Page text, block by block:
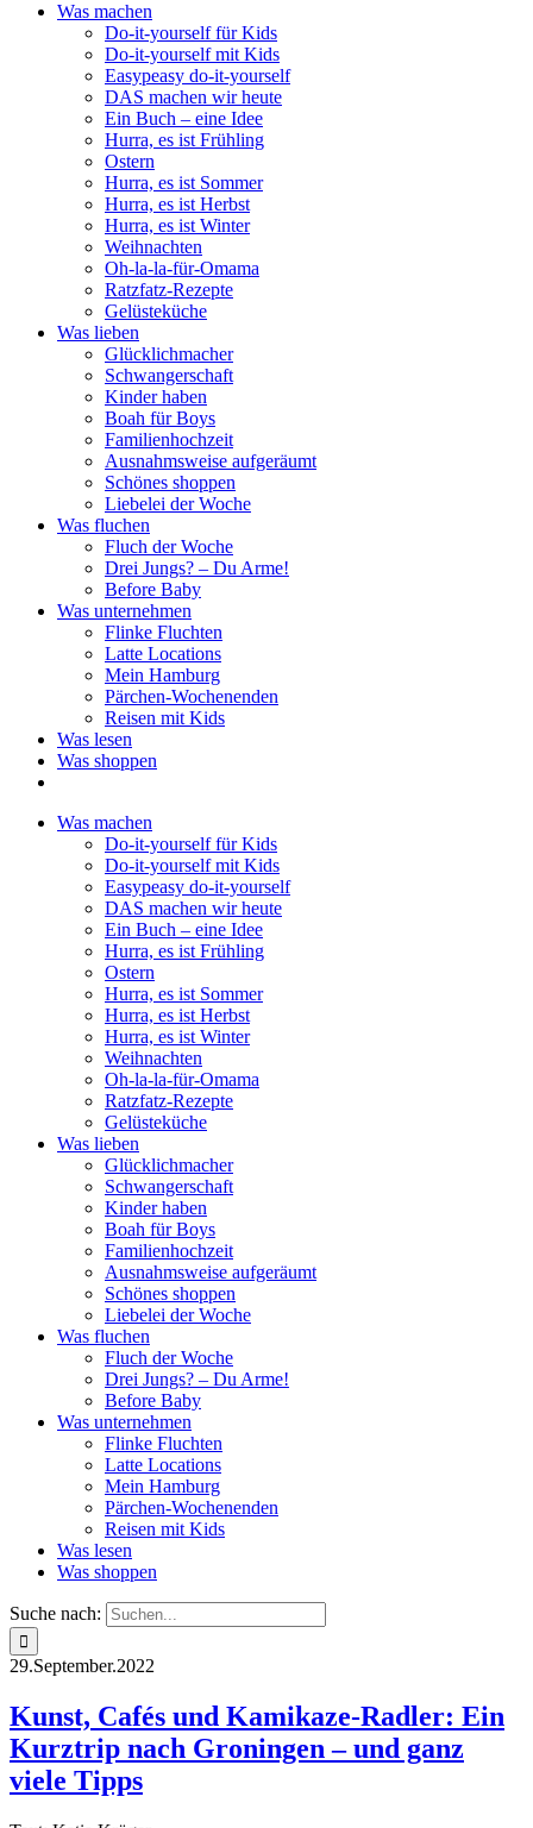
Was machen
Do-it-yourself für Kids
Do-it-yourself mit Kids
Easypeasy do-it-yourself
DAS machen wir heute
Ein Buch – eine Idee
Hurra, es ist Frühling
Ostern
Hurra, es ist Sommer
Hurra, es ist Herbst
Hurra, es ist Winter
Weihnachten
Oh-la-la-für-Omama
Ratzfatz-Rezepte
Gelüsteküche
Was lieben
Glücklichmacher
Schwangerschaft
Kinder haben
Boah für Boys
Familienhochzeit
Ausnahmsweise aufgeräumt
Schönes shoppen
Liebelei der Woche
Was fluchen
Fluch der Woche
Drei Jungs? – Du Arme!
Before Baby
Was unternehmen
Flinke Fluchten
Latte Locations
Mein Hamburg
Pärchen-Wochenenden
Reisen mit Kids
Was lesen
Was shoppen
Was machen
Do-it-yourself für Kids
Do-it-yourself mit Kids
Easypeasy do-it-yourself
DAS machen wir heute
Ein Buch – eine Idee
Hurra, es ist Frühling
Ostern
Hurra, es ist Sommer
Hurra, es ist Herbst
Hurra, es ist Winter
Weihnachten
Oh-la-la-für-Omama
Ratzfatz-Rezepte
Gelüsteküche
Was lieben
Glücklichmacher
Schwangerschaft
Kinder haben
Boah für Boys
Familienhochzeit
Ausnahmsweise aufgeräumt
Schönes shoppen
Liebelei der Woche
Was fluchen
Fluch der Woche
Drei Jungs? – Du Arme!
Before Baby
Was unternehmen
Flinke Fluchten
Latte Locations
Mein Hamburg
Pärchen-Wochenenden
Reisen mit Kids
Was lesen
Was shoppen
Suche nach:
29.September.2022
Kunst, Cafés und Kamikaze-Radler: Ein
Kurztrip nach Groningen – und ganz
viele Tipps